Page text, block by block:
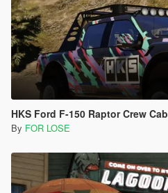
HKS Ford F-150 Raptor Crew Cab
By FOR LOSE